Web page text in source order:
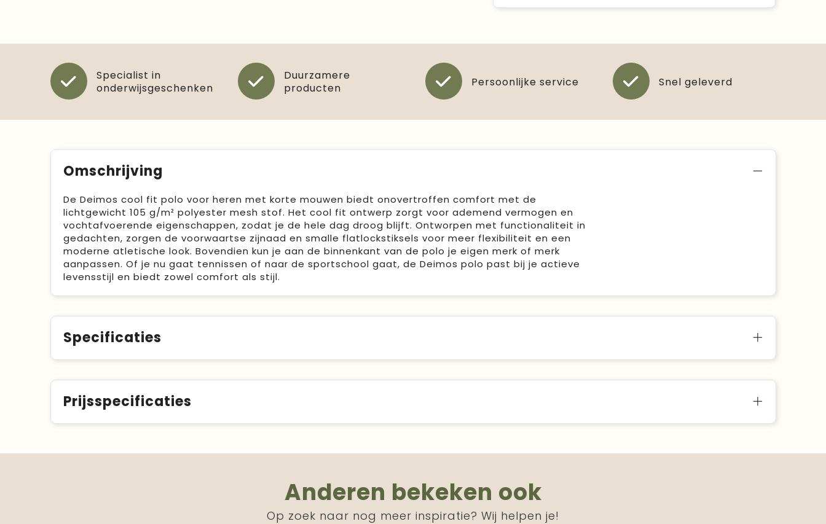
Specialist in
onderwijsgeschenken
Duurzamere
producten
Persoonlijke service Snel geleverd
Omschrijving
De Deimos cool fit polo voor heren met korte mouwen biedt onovertroffen comfort met de
lichtgewicht 105 g/m² polyester mesh stof. Het cool fit ontwerp zorgt voor ademend vermogen en
vochtafvoerende eigenschappen, zodat je de hele dag droog blijft. Ontworpen met functionaliteit in
gedachten, zorgen de voorwaartse zijnaad en smalle flatlockstiksels voor meer flexibiliteit en een
moderne atletische look. Bovendien kun je aan de binnenkant van de polo je eigen merk of merk
aanpassen. Of je nu gaat tennissen of naar de sportschool gaat, de Deimos polo past bij je actieve
levensstijl en biedt zowel comfort als stijl.
Specificaties
Prijsspecificaties
Anderen bekeken ook
Op zoek naar nog meer inspiratie? Wij helpen je!